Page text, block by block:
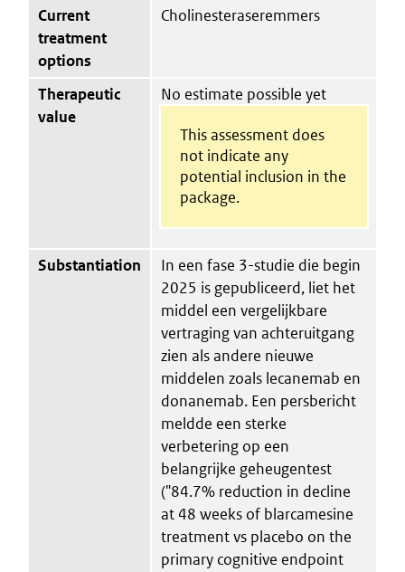
Current
treatment
options
Cholinesteraseremmers
Therapeutic
value
No estimate possible yet
This assessment does
not indicate any
potential inclusion in the
package.
Substantiation
In een fase 3-studie die begin
2025 is gepubliceerd, liet het
middel een vergelijkbare
vertraging van achteruitgang
zien als andere nieuwe
middelen zoals lecanemab en
donanemab. Een persbericht
meldde een sterke
verbetering op een
belangrijke geheugentest
("84.7% reduction in decline
at 48 weeks of blarcamesine
treatment vs placebo on the
primary cognitive endpoint